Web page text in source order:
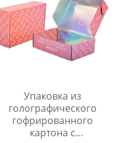
Упаковка из
голографического
гофрированного
картона с